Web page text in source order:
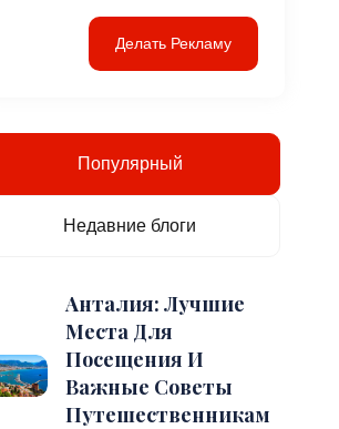
Делать Рекламу
Популярный
Недавние блоги
Анталия: Лучшие
Места Для
Посещения И
Важные Советы
Путешественникам